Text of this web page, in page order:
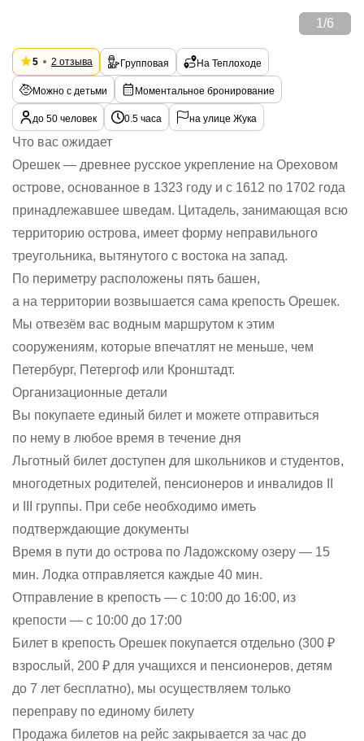
1 /6
5 2 отзыва Групповая На Теплоходе
Можно с детьми Моментальное бронирование
до 50 человек 0.5 часа на улице Жука
Что вас ожидает
Орешек — древнее русское укрепление на Ореховом
острове, основанное в 1323 году и с 1612 по 1702 года
принадлежавшее шведам. Цитадель, занимающая всю
территорию острова, имеет форму неправильного
треугольника, вытянутого с востока на запад.
По периметру расположены пять башен,
а на территории возвышается сама крепость Орешек.
Мы отвезём вас водным маршрутом к этим
сооружениям, которые впечатлят не меньше, чем
Петербург, Петергоф или Кронштадт.
Организационные детали
Вы покупаете единый билет и можете отправиться
по нему в любое время в течение дня
Льготный билет доступен для школьников и студентов,
многодетных родителей, пенсионеров и инвалидов II
и III группы. При себе необходимо иметь
подтверждающие документы
Время в пути до острова по Ладожскому озеру — 15
мин. Лодка отправляется каждые 40 мин.
Отправление в крепость — с 10:00 до 16:00, из
крепости — с 10:00 до 17:00
Билет в крепость Орешек покупается отдельно (300 ₽
взрослый, 200 ₽ для учащихся и пенсионеров, детям
до 7 лет бесплатно), мы осуществляем только
переправу по единому билету
Продажа билетов на рейс закрывается за час до